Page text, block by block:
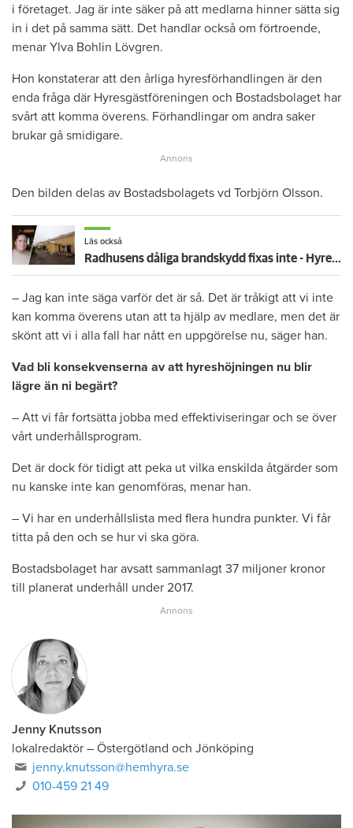
i företaget. Jag är inte säker på att medlarna hinner sätta sig
in i det på samma sätt. Det handlar också om förtroende,
menar Ylva Bohlin Lövgren.
Hon konstaterar att den årliga hyresförhandlingen är den
enda fråga där Hyresgästföreningen och Bostadsbolaget har
svårt att komma överens. Förhandlingar om andra saker
brukar gå smidigare.
Den bilden delas av Bostadsbolagets vd Torbjörn Olsson.
Läs också
Radhusens dåliga brandskydd fixas inte - Hyresgästen Ida: "Det är katastrof"
– Jag kan inte säga varför det är så. Det är tråkigt att vi inte
kan komma överens utan att ta hjälp av medlare, men det är
skönt att vi i alla fall har nått en uppgörelse nu, säger han.
Vad bli konsekvenserna av att hyreshöjningen nu blir
lägre än ni begärt?
– Att vi får fortsätta jobba med effektiviseringar och se över
vårt underhållsprogram.
Det är dock för tidigt att peka ut vilka enskilda åtgärder som
nu kanske inte kan genomföras, menar han.
– Vi har en underhållslista med flera hundra punkter. Vi får
titta på den och se hur vi ska göra.
Bostadsbolaget har avsatt sammanlagt 37 miljoner kronor
till planerat underhåll under 2017.
Jenny Knutsson
lokalredaktör – Östergötland och Jönköping
jenny.knutsson@hemhyra.se
010-459 21 49